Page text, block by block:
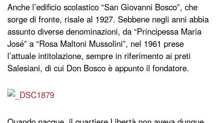
Anche l’edificio scolastico “San Giovanni Bosco”, che
sorge di fronte, risale al 1927. Sebbene negli anni abbia
assunto diverse denominazioni, da “Principessa Maria
José” a “Rosa Maltoni Mussolini”, nel 1961 prese
l’attuale intitolazione, sempre in riferimento ai preti
Salesiani, di cui Don Bosco è appunto il fondatore.